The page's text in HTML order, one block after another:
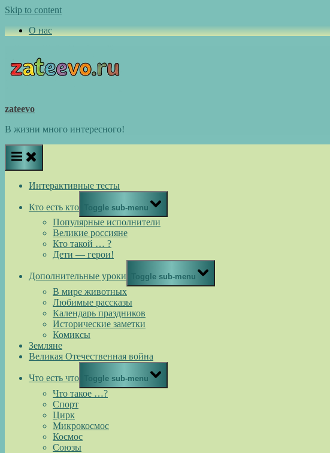
Skip to content
О нас
zateevo
В жизни много интересного!
Интерактивные тесты
Кто есть кто Toggle sub-menu
Популярные исполнители
Великие россияне
Кто такой … ?
Дети — герои!
Дополнительные уроки Toggle sub-menu
В мире животных
Любимые рассказы
Календарь праздников
Исторические заметки
Комиксы
Земляне
Великая Отечественная война
Что есть что Toggle sub-menu
Что такое …?
Спорт
Цирк
Микрокосмос
Космос
Союзы